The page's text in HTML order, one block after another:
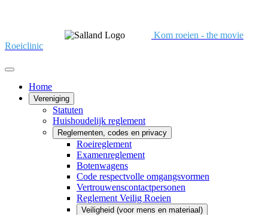
Kom roeien - the movie
Roeiclinic
Home
Vereniging
Statuten
Huishoudelijk reglement
Reglementen, codes en privacy
Roeireglement
Examenreglement
Botenwagens
Code respectvolle omgangsvormen
Vertrouwenscontactpersonen
Reglement Veilig Roeien
Veiligheid (voor mens en materiaal)